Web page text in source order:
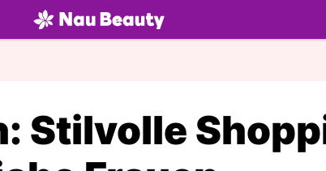
NAU.ch
Stilvolle